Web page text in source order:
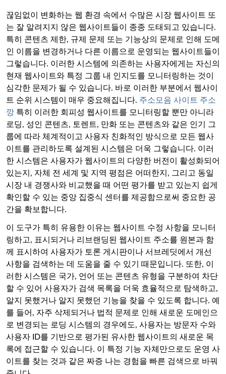
끊임없이 변화하는 웹 환경 속에서 수많은 시장 웹사이트 또
는 잘 알려지지 않은 웹사이트들이 종종 도태되고 있습니다.
특히 콘텐츠 제한, 규제 문제 또는 기능상의 문제로 인해 도메
인 이름을 변경하거나 다른 이름으로 운영되는 웹사이트들이
그렇습니다. 이러한 시스템에 의존하는 사용자에게는 자신의
현재 웹사이트와 특정 그룹 내 인지도를 모니터링하는 것이
심각한 문제가 될 수 있습니다. 바로 이러한 부분에서 웹사이
트 순위 시스템이 매우 중요해집니다. 주소모음 사이트 주소
깡 특히 이러한 회피성 웹사이트를 모니터링할 뿐만 아니라
로딩, 성인 콘텐츠, 토렌트, 만화 또는 콘텐츠와 같은 인기 그
룹에 따라 체계적이고 사용자 친화적인 방식으로 모든 웹사
이트를 관리하도록 설계된 시스템은 더욱 그렇습니다. 이러
한 시스템은 사용자가 웹사이트의 다양한 버전이 활성화되어
있는지, 자체 전 세계 및 지역 평점은 어떠한지, 그리고 동일
시장 내 경쟁사와 비교했을 때 어떤 평가를 받고 있는지 쉽게
확인할 수 있는 중앙 집중식 센터를 제공함으로써 중요한 공
간을 확보합니다.
이 도구가 특히 유용한 이유는 웹사이트 수정 사항을 모니터
링하고, 표시되거나 리브랜딩된 웹사이트 주소를 원본과 함
께 표시하여 사용자가 토론 게시판이나 서브레딧에서 개선
사항을 검색하는 데 도움을 줄 수 있기 때문입니다. 또한, 이
러한 시스템은 국가, 언어 또는 콘텐츠 유형을 구분하여 차단
할 수 있어 사용자가 검색 목록을 더욱 효율적으로 탐색하고,
알지 못했거나 알지 못했던 기능을 찾을 수 있도록 합니다. 예
를 들어, 자주 삭제되거나 법적 문제로 인해 새로운 도메인으
로 변경되는 로딩 시스템의 경우에도, 사용자는 방문자 수와
사용자 ID를 기반으로 평가된 유사한 웹사이트의 새로운 목
록에 접근할 수 있습니다. 이 특정 기능 자체만으로도 운영 사
이트를 찾는 것과 같은 짜증 나는 경험을 빠른 검색으로 바꿔